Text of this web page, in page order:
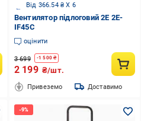
Від 366.54 ₴ X 6
Вентилятор підлоговий 2E 2E-
IF45C
оцінити
3 699 -1 500 ₴
2 199 ₴/шт.
Привеземо Доставимо